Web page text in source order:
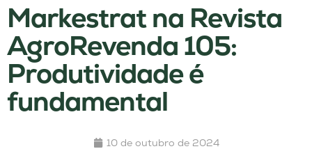
Markestrat na Revista
AgroRevenda 105:
Produtividade é
fundamental
10 de outubro de 2024